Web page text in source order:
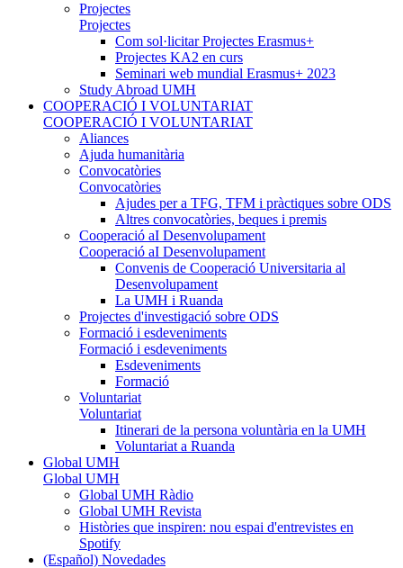
Projectes
Projectes
Com sol·licitar Projectes Erasmus+
Projectes KA2 en curs
Seminari web mundial Erasmus+ 2023
Study Abroad UMH
COOPERACIÓ I VOLUNTARIAT
COOPERACIÓ I VOLUNTARIAT
Aliances
Ajuda humanitària
Convocatòries
Convocatòries
Ajudes per a TFG, TFM i pràctiques sobre ODS
Altres convocatòries, beques i premis
Cooperació aI Desenvolupament
Cooperació aI Desenvolupament
Convenis de Cooperació Universitaria al
Desenvolupament
La UMH i Ruanda
Projectes d'investigació sobre ODS
Formació i esdeveniments
Formació i esdeveniments
Esdeveniments
Formació
Voluntariat
Voluntariat
Itinerari de la persona voluntària en la UMH
Voluntariat a Ruanda
Global UMH
Global UMH
Global UMH Ràdio
Global UMH Revista
Històries que inspiren: nou espai d'entrevistes en
Spotify
(Español) Novedades